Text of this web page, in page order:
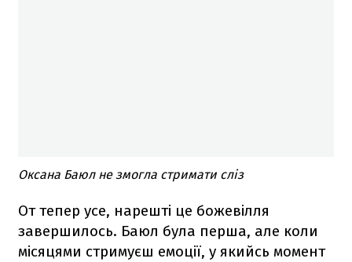
Оксана Баюл не змогла стримати сліз
От тепер усе, нарешті це божевілля
завершилось. Баюл була перша, але коли
місяцями стримуєш емоції, у якийсь момент